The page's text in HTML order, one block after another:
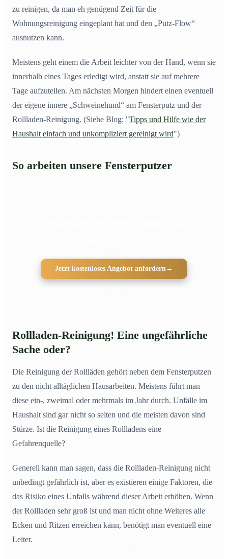
zu reinigen, da man eh genügend Zeit für die
Wohnungsreinigung eingeplant hat und den „Putz-Flow“
ausnutzen kann.
Meistens geht einem die Arbeit leichter von der Hand, wenn sie
innerhalb eines Tages erledigt wird, anstatt sie auf mehrere
Tage aufzuteilen. Am nächsten Morgen hindert einen eventuell
der eigene innere „Schweinehund“ am Fensterputz und der
Rollladen-Reinigung. (Siehe Blog: "Tipps und Hilfe wie der
Haushalt einfach und unkompliziert gereinigt wird")
So arbeiten unsere Fensterputzer
Jetzt kostenloses Angebot anfordern→
Rollladen-Reinigung! Eine ungefährliche
Sache oder?
Die Reinigung der Rollläden gehört neben dem Fensterputzen
zu den nicht alltäglichen Hausarbeiten. Meistens führt man
diese ein-, zweimal oder mehrmals im Jahr durch. Unfälle im
Haushalt sind gar nicht so selten und die meisten davon sind
Stürze. Ist die Reinigung eines Rollladens eine
Gefahrenquelle?
Generell kann man sagen, dass die Rollladen-Reinigung nicht
unbedingt gefährlich ist, aber es existieren einige Faktoren, die
das Risiko eines Unfalls während dieser Arbeit erhöhen. Wenn
der Rollladen sehr groß ist und man nicht ohne Weiteres alle
Ecken und Ritzen erreichen kann, benötigt man eventuell eine
Leiter.